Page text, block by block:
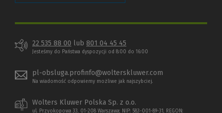
22 535 88 00 lub 801 04 45 45
Jesteśmy do Państwa dyspozycji od 8:00 do 16:00
pl-obsluga.profinfo@wolterskluwer.com
Na wiadomość odpowiemy możliwe jak najszybciej.
Wolters Kluwer Polska Sp. z o.o.
ul. Przyokopowa 33, 01-208 Warszawa; NIP: 583-001-89-31, REGON: